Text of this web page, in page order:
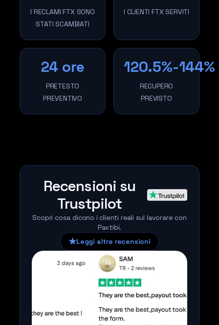
I RECLAMI FTX SONO
STATI SCAMBIATI
I CLIENTI FTX SERVITI
24 ore
PRETESTO
PREVENTIVO
120.5%-144%
RECUPERO
PREVISTO
Recensioni su
Trustpilot
Scopri cosa dicono i clienti reali sul lavorare con
Paxtibi.
Logo Trustpilot
★Leggi altre recensioni